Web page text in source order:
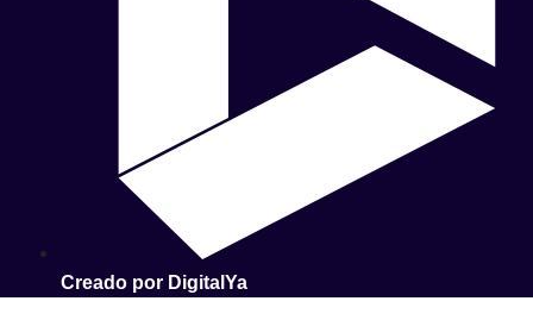
Creado por DigitalYa